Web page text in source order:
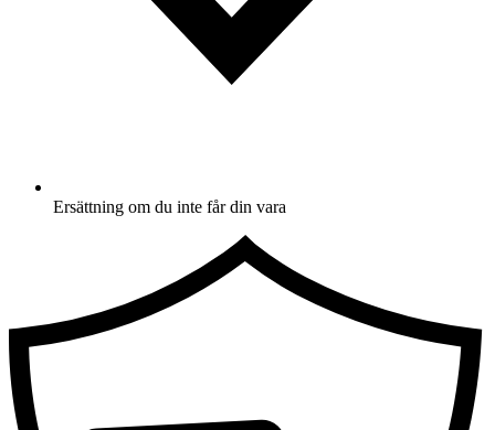
Ersättning om du inte får din vara